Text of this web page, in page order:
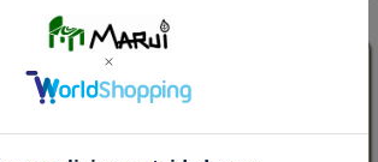
に入りに追加済
ヒノキテレビボード サイズオーダー 60～180cm テレ
ビ台 可動棚 天然木製 無垢 オイル仕上げ TV台 国産
格： 55,000円(税込)～